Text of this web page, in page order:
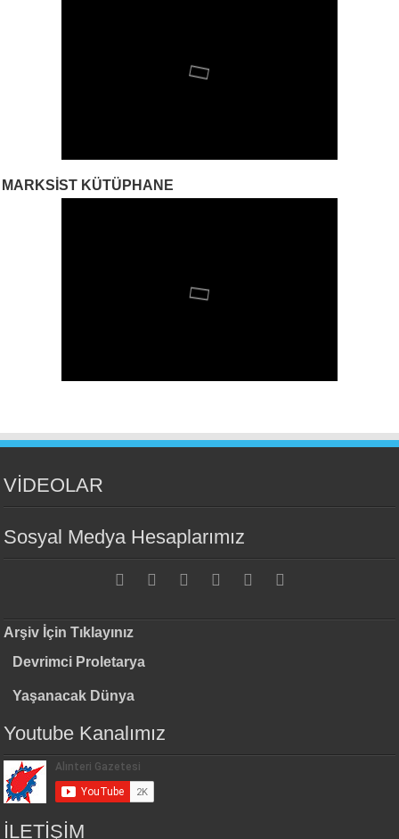
MARKSIST KÜTÜPHANE
VİDEOLAR
Sosyal Medya Hesaplarımız
Arşiv İçin Tıklayınız
Devrimci Proletarya
Yaşanacak Dünya
Youtube Kanalımız
İLETİŞİM